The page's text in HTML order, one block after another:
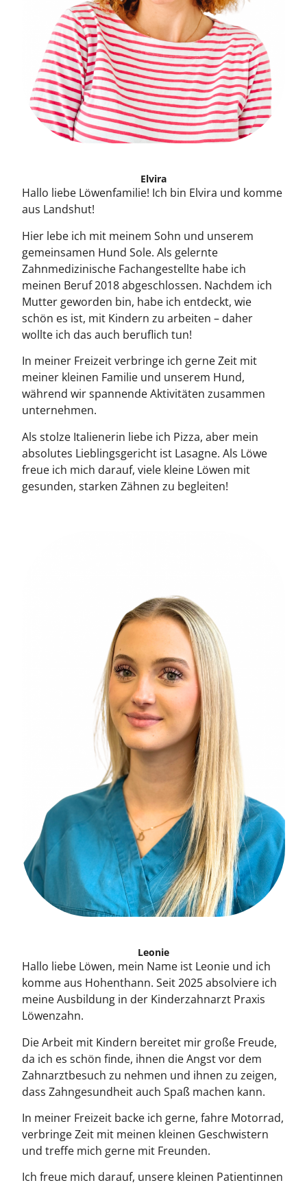
Elvira
Hallo liebe Löwenfamilie! Ich bin Elvira und komme
aus Landshut!
Hier lebe ich mit meinem Sohn und unserem
gemeinsamen Hund Sole. Als gelernte
Zahnmedizinische Fachangestellte habe ich
meinen Beruf 2018 abgeschlossen. Nachdem ich
Mutter geworden bin, habe ich entdeckt, wie
schön es ist, mit Kindern zu arbeiten – daher
wollte ich das auch beruflich tun!
In meiner Freizeit verbringe ich gerne Zeit mit
meiner kleinen Familie und unserem Hund,
während wir spannende Aktivitäten zusammen
unternehmen.
Als stolze Italienerin liebe ich Pizza, aber mein
absolutes Lieblingsgericht ist Lasagne. Als Löwe
freue ich mich darauf, viele kleine Löwen mit
gesunden, starken Zähnen zu begleiten!
Leonie
Hallo liebe Löwen, mein Name ist Leonie und ich
komme aus Hohenthann. Seit 2025 absolviere ich
meine Ausbildung in der Kinderzahnarzt Praxis
Löwenzahn.
Die Arbeit mit Kindern bereitet mir große Freude,
da ich es schön finde, ihnen die Angst vor dem
Zahnarztbesuch zu nehmen und ihnen zu zeigen,
dass Zahngesundheit auch Spaß machen kann.
In meiner Freizeit backe ich gerne, fahre Motorrad,
verbringe Zeit mit meinen kleinen Geschwistern
und treffe mich gerne mit Freunden.
Ich freue mich darauf, unsere kleinen Patientinnen